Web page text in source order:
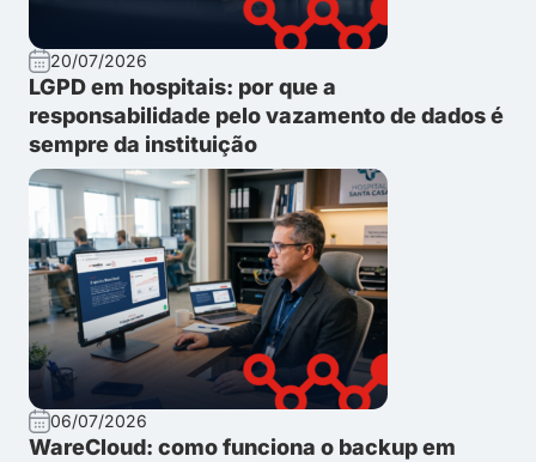
20/07/2026
LGPD em hospitais: por que a
responsabilidade pelo vazamento de dados é
sempre da instituição
06/07/2026
WareCloud: como funciona o backup em